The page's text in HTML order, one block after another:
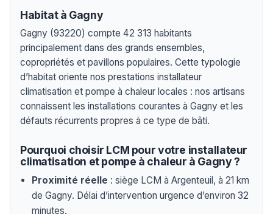
Habitat à Gagny
Gagny (93220) compte 42 313 habitants
principalement dans des grands ensembles,
copropriétés et pavillons populaires. Cette typologie
d’habitat oriente nos prestations installateur
climatisation et pompe à chaleur locales : nos artisans
connaissent les installations courantes à Gagny et les
défauts récurrents propres à ce type de bâti.
Pourquoi choisir LCM pour votre installateur
climatisation et pompe à chaleur à Gagny ?
Proximité réelle : siège LCM à Argenteuil, à 21 km
de Gagny. Délai d’intervention urgence d’environ 32
minutes.